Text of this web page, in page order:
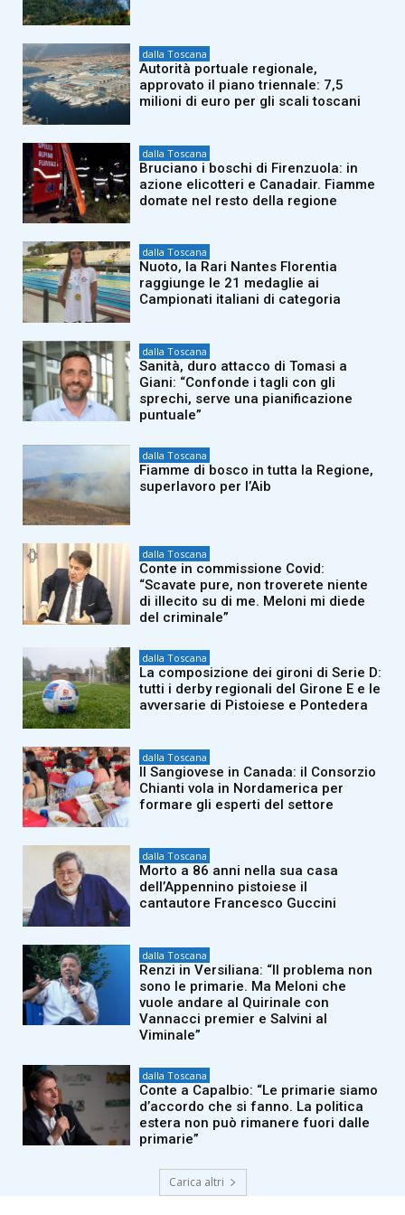
dalla Toscana
Autorità portuale regionale,
approvato il piano triennale: 7,5
milioni di euro per gli scali toscani
dalla Toscana
Bruciano i boschi di Firenzuola: in
azione elicotteri e Canadair. Fiamme
domate nel resto della regione
dalla Toscana
Nuoto, la Rari Nantes Florentia
raggiunge le 21 medaglie ai
Campionati italiani di categoria
dalla Toscana
Sanità, duro attacco di Tomasi a
Giani: “Confonde i tagli con gli
sprechi, serve una pianificazione
puntuale”
dalla Toscana
Fiamme di bosco in tutta la Regione,
superlavoro per l’Aib
dalla Toscana
Conte in commissione Covid:
“Scavate pure, non troverete niente
di illecito su di me. Meloni mi diede
del criminale”
dalla Toscana
La composizione dei gironi di Serie D:
tutti i derby regionali del Girone E e le
avversarie di Pistoiese e Pontedera
dalla Toscana
Il Sangiovese in Canada: il Consorzio
Chianti vola in Nordamerica per
formare gli esperti del settore
dalla Toscana
Morto a 86 anni nella sua casa
dell’Appennino pistoiese il
cantautore Francesco Guccini
dalla Toscana
Renzi in Versiliana: “Il problema non
sono le primarie. Ma Meloni che
vuole andare al Quirinale con
Vannacci premier e Salvini al
Viminale”
dalla Toscana
Conte a Capalbio: “Le primarie siamo
d’accordo che si fanno. La politica
estera non può rimanere fuori dalle
primarie”
Carica altri